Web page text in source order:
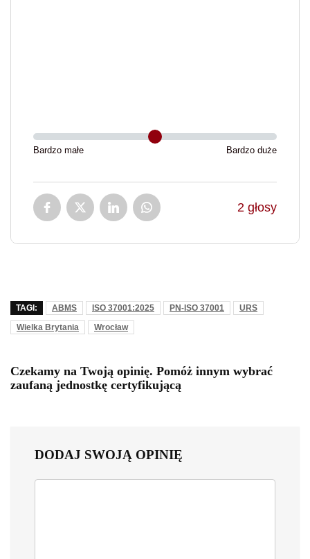
Bardzo małe Bardzo duże
2 głosy
TAGI: ABMS ISO 37001:2025 PN-ISO 37001
URS
Wielka Brytania
Wrocław
Czekamy na Twoją opinię. Pomóż innym wybrać
zaufaną jednostkę certyfikującą
DODAJ SWOJĄ OPINIĘ